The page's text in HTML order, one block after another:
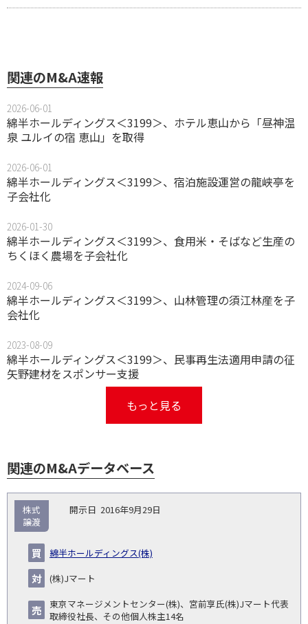
関連のM&A速報
2026-06-01
綿半ホールディングス＜3199＞、ホテル恵山から「昼神温
泉 ユルイの宿 恵山」を取得
2026-06-01
綿半ホールディングス＜3199＞、宿泊施設運営の龍峡亭を
子会社化
2026-01-30
綿半ホールディングス＜3199＞、食用米・そばなど生産の
ちくほく農場を子会社化
2024-09-06
綿半ホールディングス＜3199＞、山林管理の須江林産を子
会社化
2023-08-09
綿半ホールディングス＜3199＞、民事再生法適用申請の征
矢野建材をスポンサー支援
もっと見る
関連のM&Aデータベース
示
い
企
業・
事業
り
種
▽
2016年9月29日
綿半ホールディングス(株)
(株)Jマート
東京マネージメントセンター(株)、宮前享氏(株)Jマート代表
取締役社長、その他個人株主14名
株式
譲渡